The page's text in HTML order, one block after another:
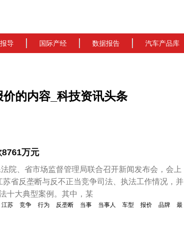
导 国际产经 数据报告 汽车产品库
的内容_科技资讯头条
8761万元
院、省市场监督管理局联合召开新闻发布会，会上
省反垄断与反不正当竞争司法、执法工作情况，并
十大典型案例。其中，某
江苏 竞争 行为 反垄断 当事 当事人 车型 报价 品牌
最